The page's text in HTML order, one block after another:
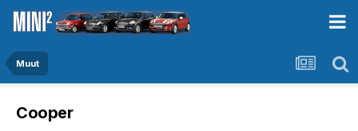
Muut
Cooper